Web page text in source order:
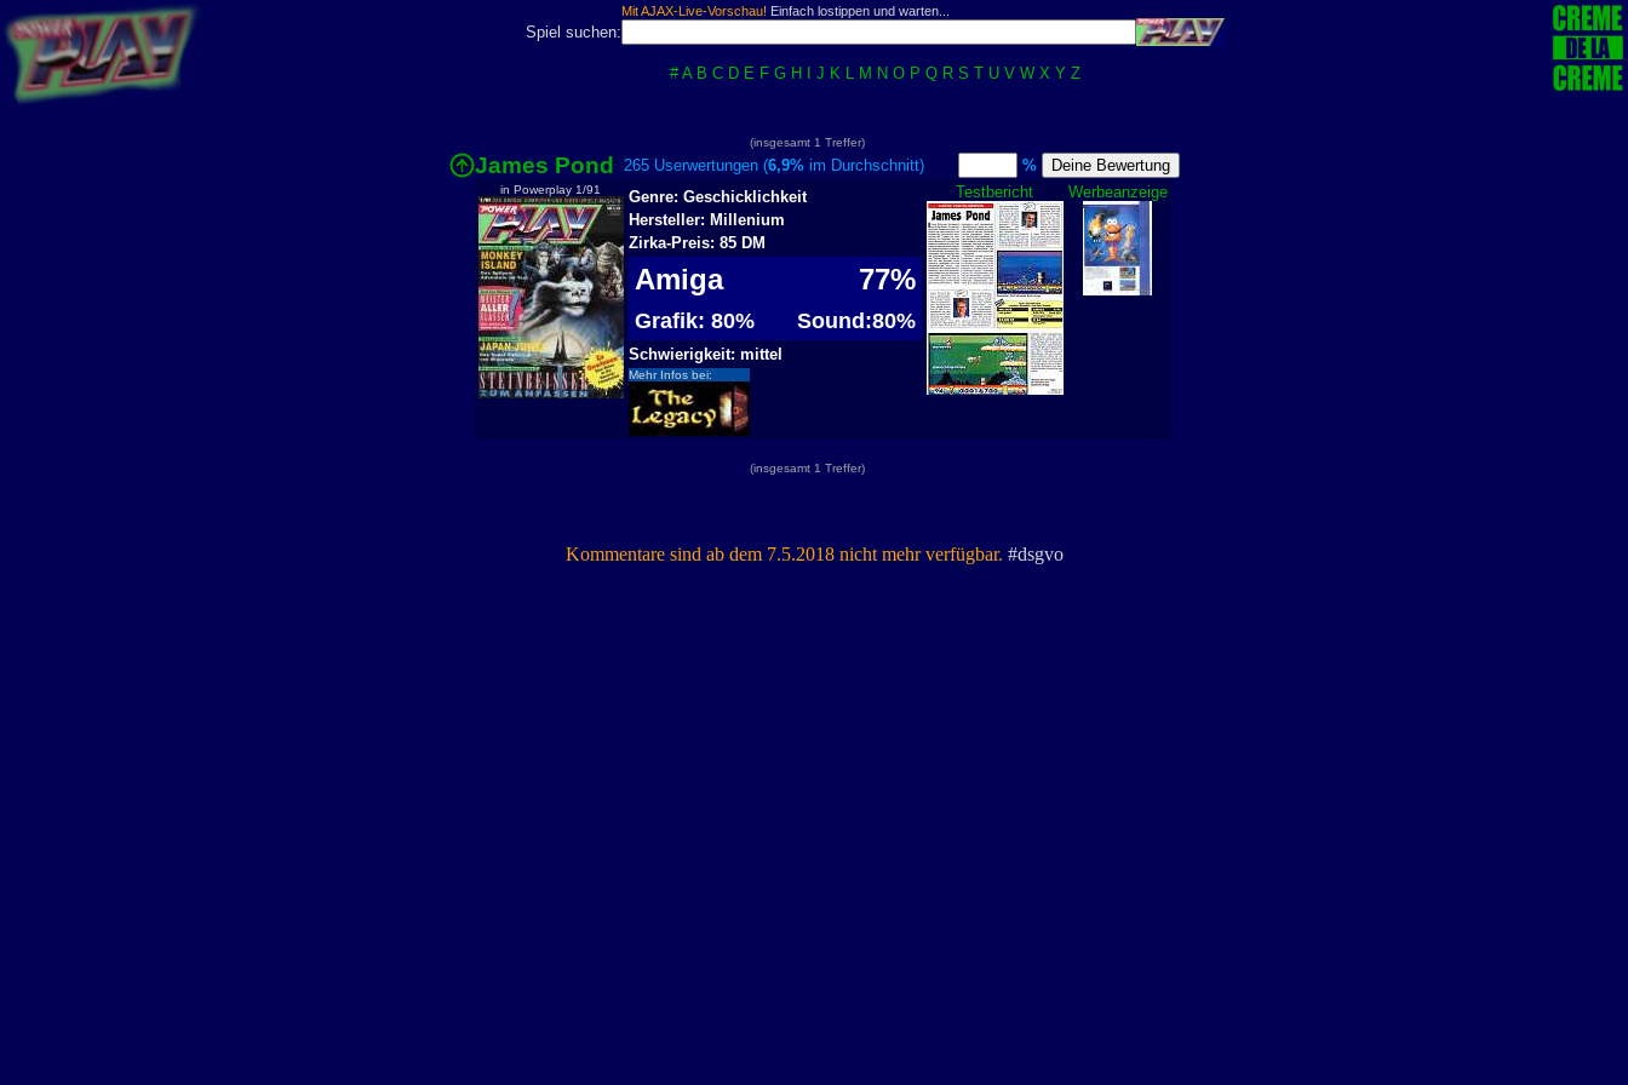
Mit AJAX-Live-Vorschau! Einfach lostippen und warten...
Spiel suchen:
# A B C D E F G H J K L M N O P Q R S T U V W X Y Z
(insgesamt 1 Treffer)
James Pond 265 Userwertungen (6,9%im Durchschnitt) %
in Powerplay 1/91 Testbericht Werbeanzeige
Genre: Geschicklichkeit
Hersteller: Millenium
Zirka-Preis: 85 DM
Amiga 77%
Grafik: 80% Sound:80%
Schwierigkeit: mittel
Mehr Infos bei:
(insgesamt 1 Treffer)
Kommentare sind ab dem 7.5.2018 nicht mehr verfügbar. #dsgvo